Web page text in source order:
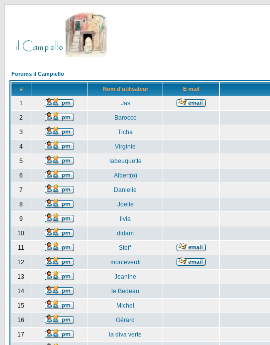
Forums il Campiello
# Nom d'utilisateur E-mail
1 Jas
2 Barocco
3 Ticha
4 Virginie
5 labeuquette
6 Albert(o)
7 Danielle
8 Joelle
9 livia
10 didam
11 Stef*
12 monteverdi
13 Jeanine
14 le Bedeau
15 Michel
16 Gérard
17 la diva verte